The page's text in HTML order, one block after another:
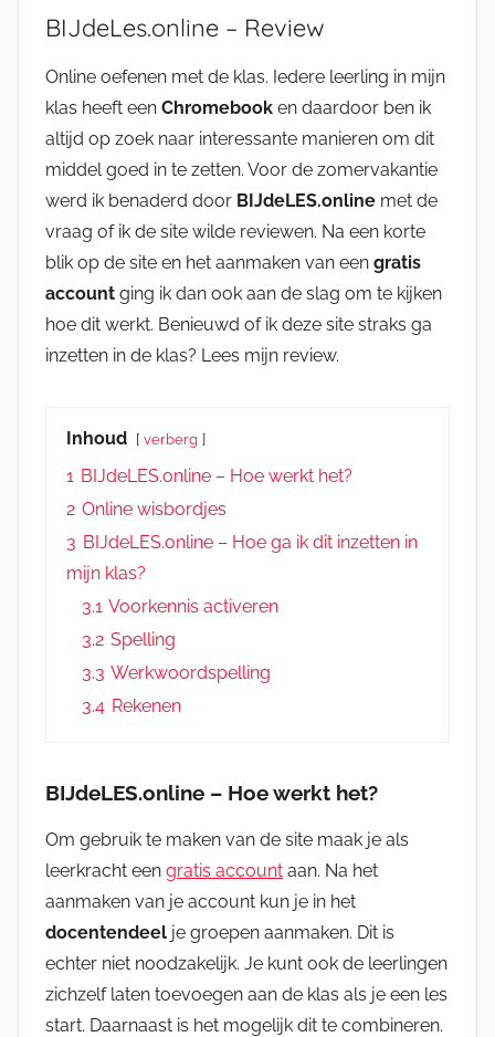
BIJdeLes.online – Review
Online oefenen met de klas. Iedere leerling in mijn
klas heeft een Chromebook en daardoor ben ik
altijd op zoek naar interessante manieren om dit
middel goed in te zetten. Voor de zomervakantie
werd ik benaderd door BIJdeLES.online met de
vraag of ik de site wilde reviewen. Na een korte
blik op de site en het aanmaken van een gratis
account ging ik dan ook aan de slag om te kijken
hoe dit werkt. Benieuwd of ik deze site straks ga
inzetten in de klas? Lees mijn review.
Inhoud verberg
1 BIJdeLES.online – Hoe werkt het?
2 Online wisbordjes
3 BIJdeLES.online – Hoe ga ik dit inzetten in
mijn klas?
3.1 Voorkennis activeren
3.2 Spelling
3.3 Werkwoordspelling
3.4 Rekenen
BIJdeLES.online – Hoe werkt het?
Om gebruik te maken van de site maak je als
leerkracht een gratis account aan. Na het
aanmaken van je account kun je in het
docentendeel je groepen aanmaken. Dit is
echter niet noodzakelijk. Je kunt ook de leerlingen
zichzelf laten toevoegen aan de klas als je een les
start. Daarnaast is het mogelijk dit te combineren.